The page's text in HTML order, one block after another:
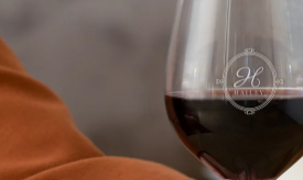
4,9 (sur la base de +15 000
Nos cadeaux sont appréciés. Les
une note de 4,9 sur Google
pays où nous sommes présents).